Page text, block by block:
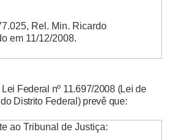
Rel. Min. Ricardo
em 11/12/2008.
Federal nº 11.697/2008 (Lei de
Distrito Federal) prevê que:
ao Tribunal de Justiça: